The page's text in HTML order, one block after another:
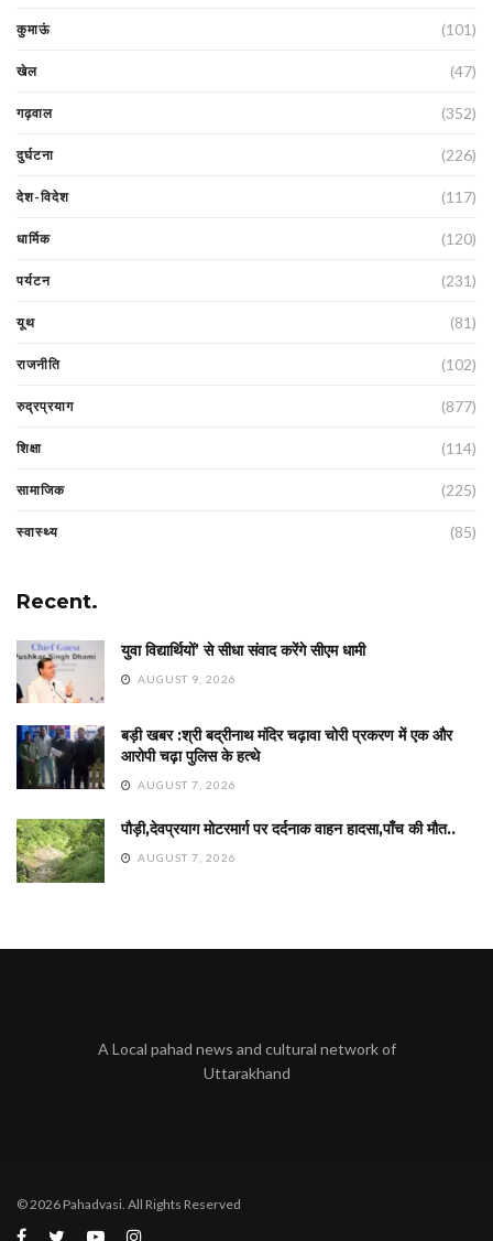
कुमाऊं (101)
खेल (47)
गढ़वाल (352)
दुर्घटना (226)
देश-विदेश (117)
धार्मिक (120)
पर्यटन (231)
यूथ (81)
राजनीति (102)
रुद्रप्रयाग (877)
शिक्षा (114)
सामाजिक (225)
स्वास्थ्य (85)
Recent.
युवा विद्यार्थियों’ से सीधा संवाद करेंगे सीएम धामी
AUGUST 9, 2026
बड़ी खबर :श्री बद्रीनाथ मंदिर चढ़ावा चोरी प्रकरण में एक और
आरोपी चढ़ा पुलिस के हत्थे
AUGUST 7, 2026
पौड़ी,देवप्रयाग मोटरमार्ग पर दर्दनाक वाहन हादसा,पाँच की मौत..
AUGUST 7, 2026
A Local pahad news and cultural network of
Uttarakhand
© 2026 Pahadvasi. All Rights Reserved